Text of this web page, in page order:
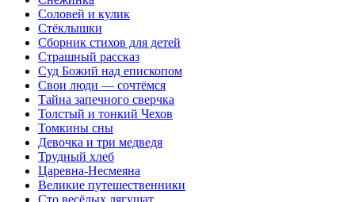
Соловей и кулик
Стёклышки
Сборник стихов для детей
Страшный рассказ
Суд Божий над епископом
Свои люди — сочтёмся
Тайна запечного сверчка
Толстый и тонкий Чехов
Томкины сны
Девочка и три медведя
Трудный хлеб
Царевна-Несмеяна
Великие путешественники
Сто весёлых лягушат